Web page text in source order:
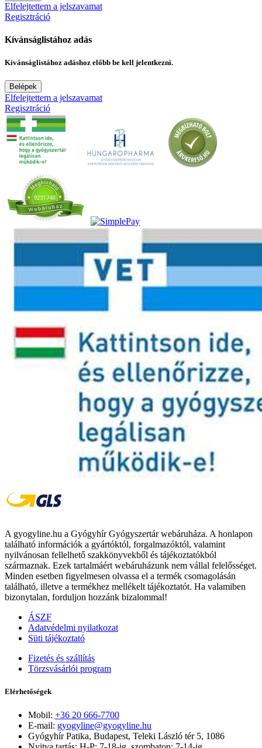
Elfelejtettem a jelszavamat
Regisztráció
Kívánságlistához adás
Kívánságlistához adáshoz előbb be kell jelentkezni.
Belépek
Elfelejtettem a jelszavamat
Regisztráció
A gyogyline.hu a Gyógyhír Gyógyszertár webáruháza. A honlapon
található információk a gyártóktól, forgalmazóktól, valamint
nyilvánosan fellelhető szakkönyvekből és tájékoztatókból
származnak. Ezek tartalmáért webáruházunk nem vállal felelősséget.
Minden esetben figyelmesen olvassa el a termék csomagolásán
található, illetve a termékhez mellékelt tájékoztatót. Ha valamiben
bizonytalan, forduljon hozzánk bizalommal!
ÁSZF
Adatvédelmi nyilatkozat
Süti tájékoztató
Fizetés és szállítás
Törzsvásárlói program
Elérhetőségek
Mobil: +36 20 666-7700
E-mail: gyogyline@gyogyline.hu
Gyógyhír Patika, Budapest, Teleki László tér 5, 1086